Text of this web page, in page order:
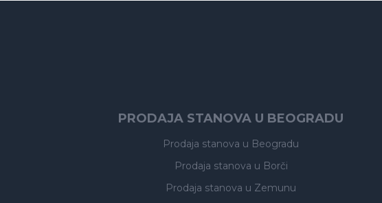
PRODAJA STANOVA U BEOGRADU
Prodaja stanova u Beogradu
Prodaja stanova u Borči
Prodaja stanova u Zemunu